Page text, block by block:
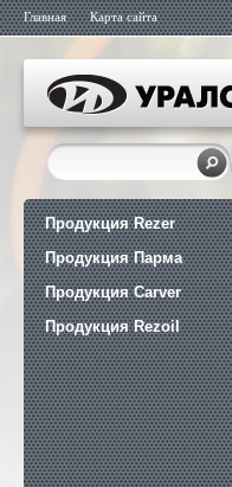
Главная Карта сайта
Продукция Rezer
Продукция Парма
Продукция Carver
Продукция Rezoil